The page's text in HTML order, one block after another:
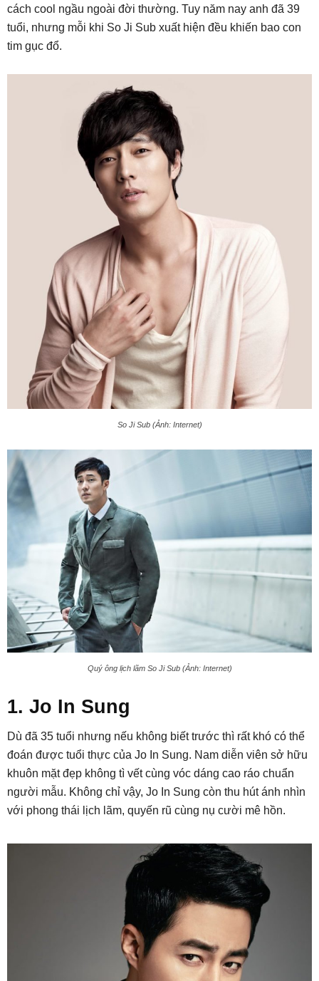
cách cool ngầu ngoài đời thường. Tuy năm nay anh đã 39
tuổi, nhưng mỗi khi So Ji Sub xuất hiện đều khiến bao con
tim gục đổ.
So Ji Sub (Ảnh: Internet)
Quý ông lịch lãm So Ji Sub (Ảnh: Internet)
1. Jo In Sung
Dù đã 35 tuổi nhưng nếu không biết trước thì rất khó có thể
đoán được tuổi thực của Jo In Sung. Nam diễn viên sở hữu
khuôn mặt đẹp không tì vết cùng vóc dáng cao ráo chuẩn
người mẫu. Không chỉ vậy, Jo In Sung còn thu hút ánh nhìn
với phong thái lịch lãm, quyến rũ cùng nụ cười mê hồn.